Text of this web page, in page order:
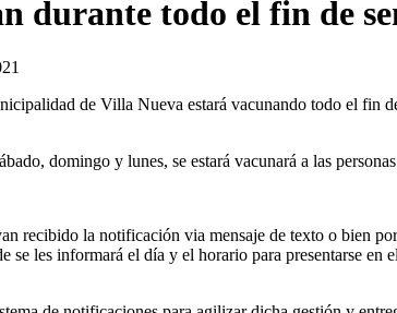
durante todo el fin de
de Villa Nueva estará vacunando todo el fin
domingo y lunes, se estará vacunará a las
recibido la notificación via mensaje de texto o bien
se les informará el día y el horario para presentarse